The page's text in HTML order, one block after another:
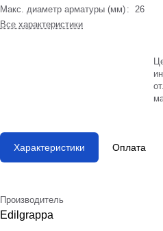
Макс. диаметр арматуры (мм) : 26
Все характеристики
Характеристики Оплата
Производитель
Edilgrappa